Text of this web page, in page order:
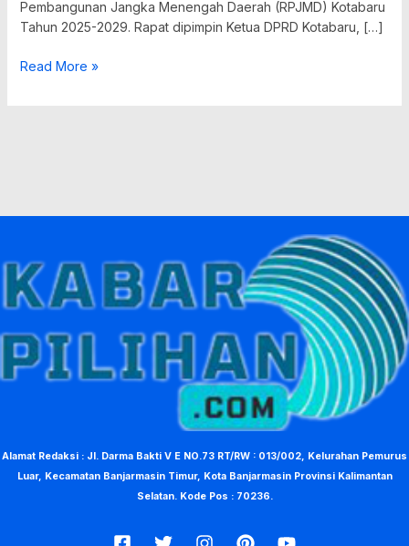
Pembangunan Jangka Menengah Daerah (RPJMD) Kotabaru
Tahun 2025-2029. Rapat dipimpin Ketua DPRD Kotabaru, […]
Read More »
Alamat Redaksi : Jl. Darma Bakti V E NO.73 RT/RW : 013/002, Kelurahan Pemurus
Luar, Kecamatan Banjarmasin Timur, Kota Banjarmasin Provinsi Kalimantan
Selatan. Kode Pos : 70236.